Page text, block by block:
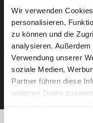
Wir verwenden
personalisieren,
zu können und die
analysieren.
Verwendung unserer
soziale Medien,
Partner führen diese
weiteren Daten
Neue
Ein
E-